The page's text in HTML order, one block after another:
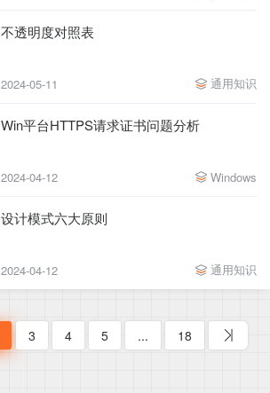
不透明度对照表
2024-05-11 通用知识
Win平台HTTPS请求证书问题分析
2024-04-12 Windows
设计模式六大原则
2024-04-12 通用知识
3 4 5 ... 18